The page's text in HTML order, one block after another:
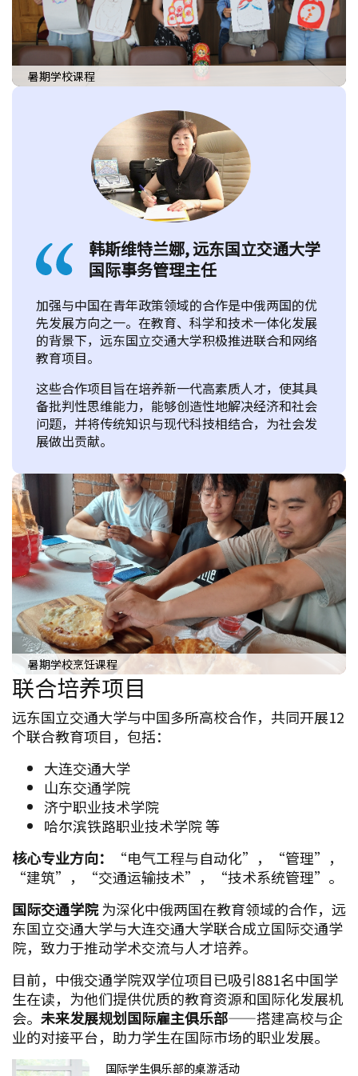
暑期学校课程
韩斯维特兰娜, 远东国立交通大学
国际事务管理主任
加强与中国在青年政策领域的合作是中俄两国的优
先发展方向之一。在教育、科学和技术一体化发展
的背景下，远东国立交通大学积极推进联合和网络
教育项目。
这些合作项目旨在培养新一代高素质人才，使其具
备批判性思维能力，能够创造性地解决经济和社会
问题，并将传统知识与现代科技相结合，为社会发
展做出贡献。
暑期学校烹饪课程
联合培养项目
远东国立交通大学与中国多所高校合作，共同开展12
个联合教育项目，包括：
大连交通大学
山东交通学院
济宁职业技术学院
哈尔滨铁路职业技术学院 等
核心专业方向：
“电气工程与自动化”，“管理”，
“建筑”，“交通运输技术”，“技术系统管理”。
国际交通学院为深化中俄两国在教育领域的合作，远
东国立交通大学与大连交通大学联合成立国际交通学
院，致力于推动学术交流与人才培养。
目前，中俄交通学院双学位项目已吸引881名中国学
生在读，为他们提供优质的教育资源和国际化发展机
会。 未来发展规划国际雇主俱乐部——搭建高校与企
业的对接平台，助力学生在国际市场的职业发展。